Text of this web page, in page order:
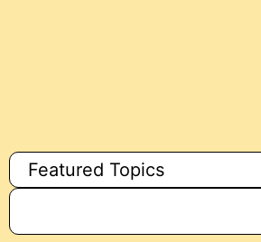
Featured Topics